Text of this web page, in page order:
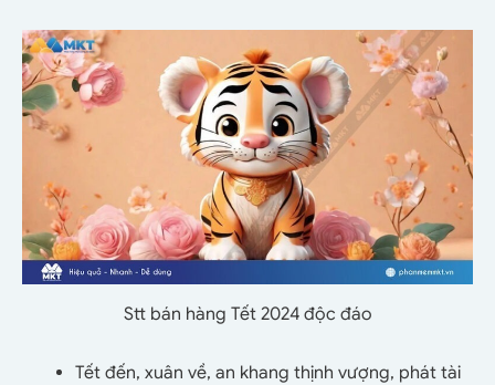
Stt bán hàng Tết 2024 độc đáo
Tết đến, xuân về, an khang thịnh vượng, phát tài